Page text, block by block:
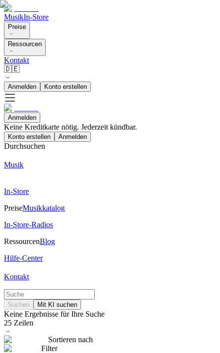
MusikIn-Store
Preise
Ressourcen
Kontakt
🇩🇪
Anmelden Konto erstellen
Anmelden
Keine Kreditkarte nötig. Jederzeit kündbar.
Konto erstellen Anmelden
Durchsuchen
Musik
In-Store
PreiseMusikkatalog
In-Store-Radios
RessourcenBlog
Hilfe-Center
Kontakt
Suchen Mit KI suchen
Keine Ergebnisse für Ihre Suche
25 Zeilen
Sortieren nach
Filter